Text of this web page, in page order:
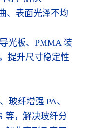
、表面光泽不均
光板、PMMA 装
提升尺寸稳定性
玻纤增强 PA、
等，解决玻纤分